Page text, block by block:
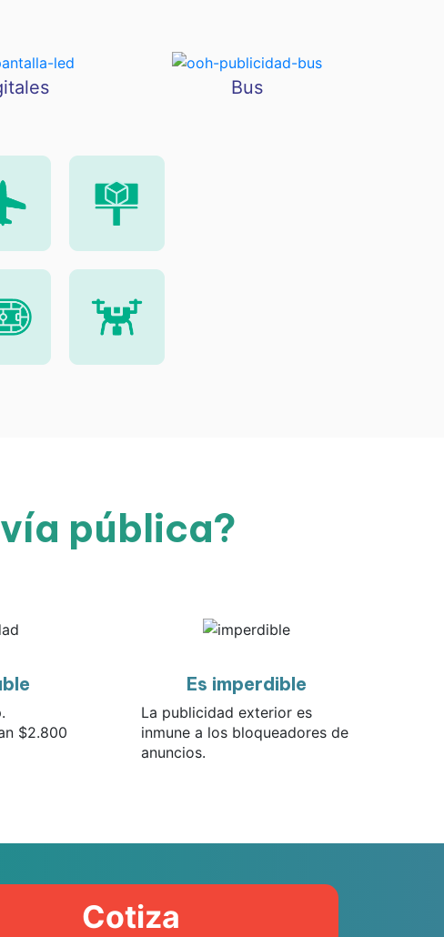
Bus
pública?
$2.800
Es imperdible
La publicidad exterior es
inmune a los bloqueadores de
anuncios.
Cotiza